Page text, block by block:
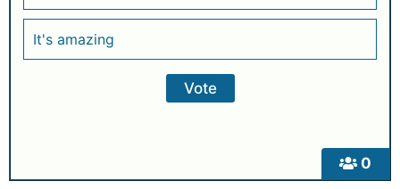
0
It's amazing